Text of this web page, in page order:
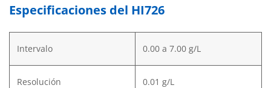
Especificaciones del HI726
Intervalo 0.00 a 7.00 g/L
Resolución 0.01 g/L